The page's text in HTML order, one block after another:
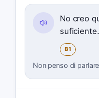
No creo
suficiente.
B1
Non penso di